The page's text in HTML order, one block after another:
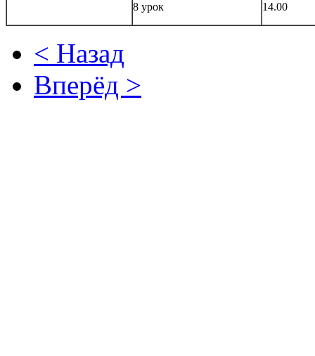
8 урок 14.00
< Назад
Вперёд >